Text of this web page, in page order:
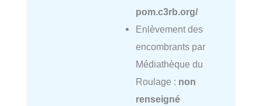
pom.c3rb.org/
Enlèvement des
encombrants par
Médiathèque du
Roulage : non
renseigné